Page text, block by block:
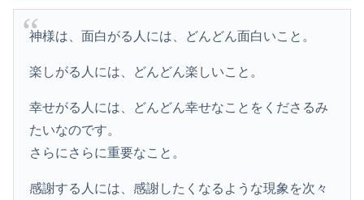
神様は、面白がる人には、どんどん面白いこと。
楽しがる人には、どんどん楽しいこと。
幸せがる人には、どんどん幸せなことをくださるみ
たいなのです。
さらにさらに重要なこと。
感謝する人には、感謝したくなるような現象を次々